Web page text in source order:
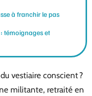
à franchir le pas
témoignages et
vestiaire conscient ?
militante, retraité en